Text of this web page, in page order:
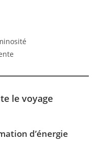
le voyage
d’énergie